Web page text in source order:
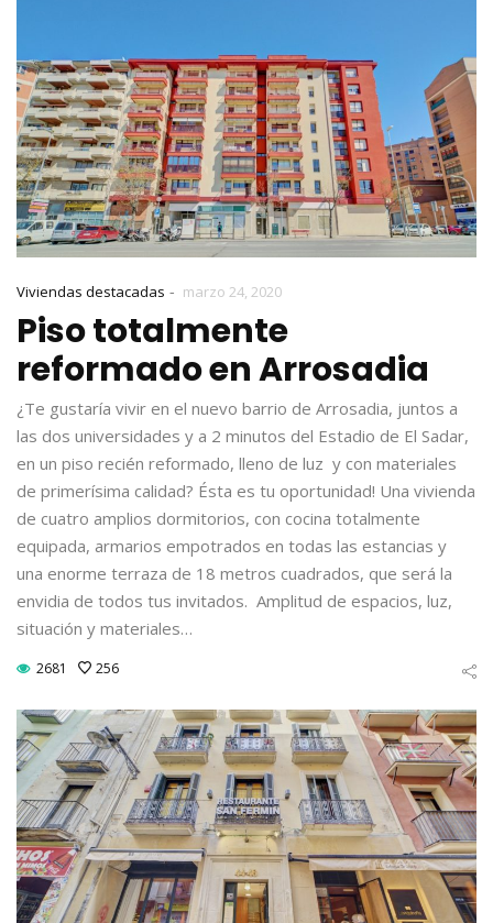
Viviendas destacadas - marzo 24, 2020
Piso totalmente
reformado en Arrosadia
¿Te gustaría vivir en el nuevo barrio de Arrosadia, juntos a
las dos universidades y a 2 minutos del Estadio de El Sadar,
en un piso recién reformado, lleno de luz y con materiales
de primerísima calidad? Ésta es tu oportunidad! Una vivienda
de cuatro amplios dormitorios, con cocina totalmente
equipada, armarios empotrados en todas las estancias y
una enorme terraza de 18 metros cuadrados, que será la
envidia de todos tus invitados. Amplitud de espacios, luz,
situación y materiales…
2681 256